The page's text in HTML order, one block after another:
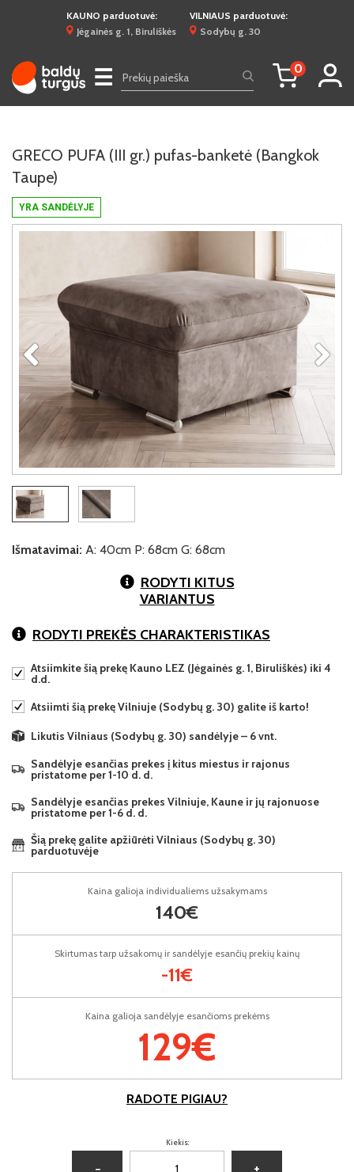
KAUNO parduotuvė:
Jėgainės g. 1, Biruliškės
VILNIAUS parduotuvė:
Sodybų g. 30
☰ 0
YRA SANDĖLYJE
GRECO PUFA (III gr.) pufas-banketė (Bangkok
Taupe)
Išmatavimai: A: 40cm P: 68cm G: 68cm
RODYTI KITUS
VARIANTUS
RODYTI PREKĖS CHARAKTERISTIKAS
Atsiimkite šią prekę Kauno LEZ (Jėgainės g. 1, Biruliškės) iki 4
d.d.
Atsiimti šią prekę Vilniuje (Sodybų g. 30) galite iš karto!
Likutis Vilniaus (Sodybų g. 30) sandėlyje – 6 vnt.
Sandėlyje esančias prekes į kitus miestus ir rajonus
pristatome per 1-10 d. d.
Sandėlyje esančias prekes Vilniuje, Kaune ir jų rajonuose
pristatome per 1-6 d. d.
Šią prekę galite apžiūrėti Vilniaus (Sodybų g. 30)
parduotuvėje
Kaina galioja sandėlyje esančioms prekėms
129€
Kaina galioja individualiems užsakymams
140€
Skirtumas tarp užsakomų ir sandėlyje esančių prekių kainų
-11€
RADOTE PIGIAU?
Kiekis:
− +